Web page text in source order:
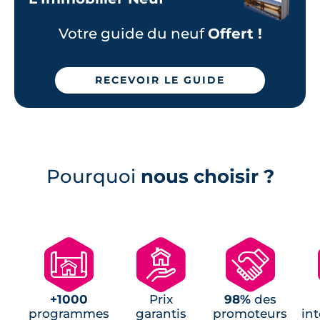
Programmes neufs Saint-Grégoire (2)
Programmes neufs Bain-de-Bretagne (1)
Programmes neufs Brécé (1)
Programmes Jeanbrun Saint-Gilles (1)
Votre guide du neufOffert !
RECEVOIR LE GUIDE
Pourquoi nous choisir ?
🗺
+1000
programmes
🏘
Prix
garantis
🤝
98%des
promoteurs